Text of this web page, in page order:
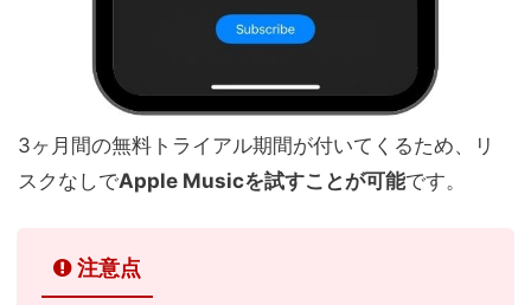
3ヶ月間の無料トライアル期間が付いてくるため、リ
スクなしでApple Musicを試すことが可能です。
注意点